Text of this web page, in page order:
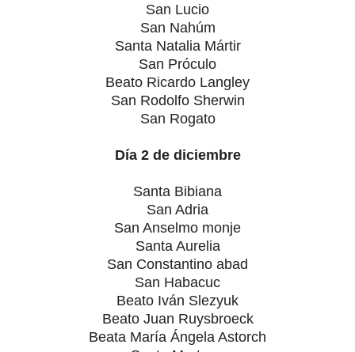
San Lucio
San Nahúm
Santa Natalia Mártir
San Próculo
Beato Ricardo Langley
San Rodolfo Sherwin
San Rogato
Día 2 de diciembre
Santa Bibiana
San Adria
San Anselmo monje
Santa Aurelia
San Constantino abad
San Habacuc
Beato Iván Slezyuk
Beato Juan Ruysbroeck
Beata María Ángela Astorch